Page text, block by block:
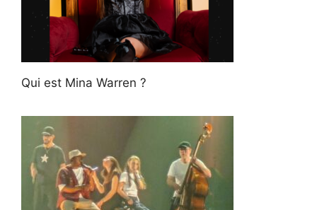
Qui est Mina Warren ?